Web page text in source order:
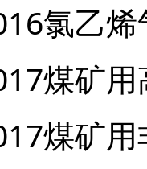
氯乙
煤矿
煤矿